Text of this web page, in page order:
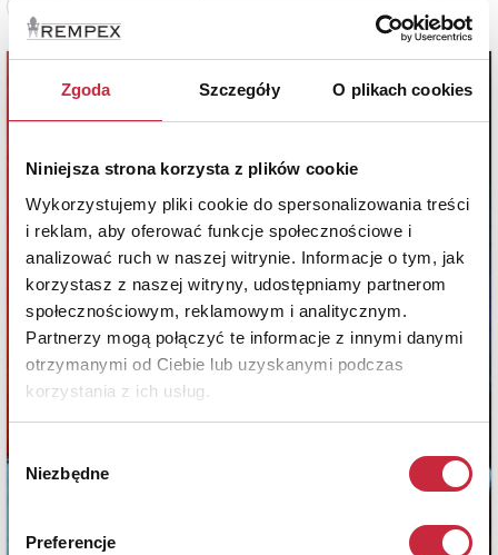
Zgoda Szczegóły O plikach cookies
Niniejsza strona korzysta z plików cookie
Wykorzystujemy pliki cookie do spersonalizowania treści
i reklam, aby oferować funkcje społecznościowe i
analizować ruch w naszej witrynie. Informacje o tym, jak
korzystasz z naszej witryny, udostępniamy partnerom
społecznościowym, reklamowym i analitycznym.
Partnerzy mogą połączyć te informacje z innymi danymi
otrzymanymi od Ciebie lub uzyskanymi podczas
korzystania z ich usług.
Wybór
zgody
Niezbędne
Preferencje